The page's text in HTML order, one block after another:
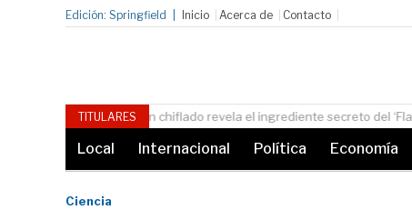
Edición: Springfield Inicio Acerca de Contacto
TITULARES La banda Aerosmith actúa de forma
Local Internacional Política Economía
Ciencia